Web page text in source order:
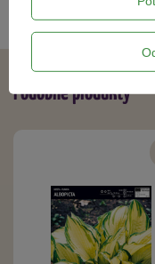
Cebulki kwiatowe
Podobne produkty